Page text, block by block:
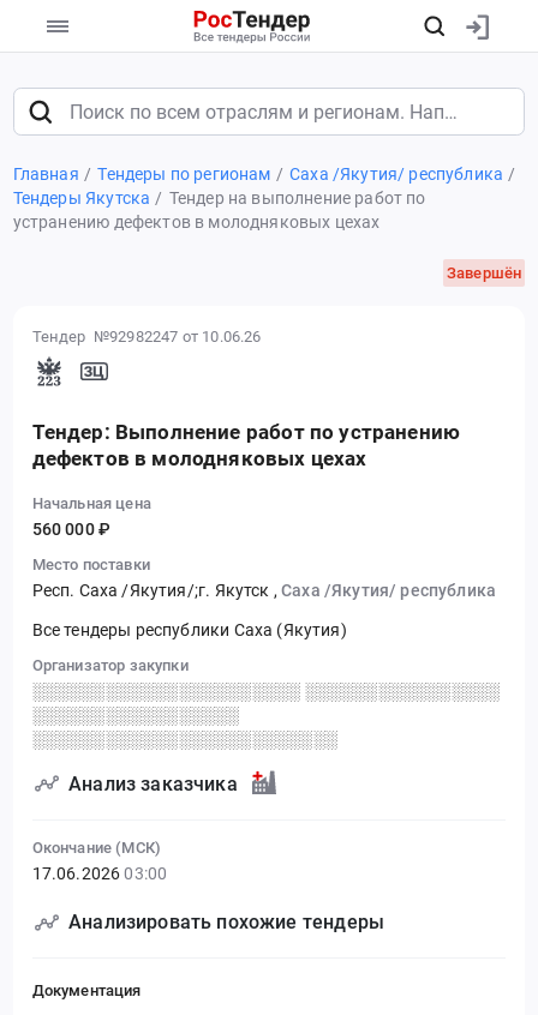
Главная Тендеры по регионам
Саха /Якутия/ республика
Тендеры Якутска
Тендер на выполнение работ по
устранению дефектов в молодняковых цехах
Завершён
Тендер №92982247 от 10.06.26
Тендер: Выполнение работ по устранению
дефектов в молодняковых цехах
Начальная цена
560 000 ₽
Место поставки
Респ. Саха /Якутия/;г. Якутск ,Саха /Якутия/ республика
Все тендеры республики Саха (Якутия)
Организатор закупки
░░░░░░░░░░░░░░░░░░░░░░ ░░░░░░░░░░░░░░░░
░░░░░░░░░░░░░░░░░
░░░░░░░░░░░░░░░░░░░░░░░░░
Анализ заказчика
Окончание (МСК)
17.06.2026 03:00
Анализировать похожие тендеры
Документация